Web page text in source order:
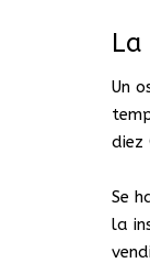
Un
diez
Se
la